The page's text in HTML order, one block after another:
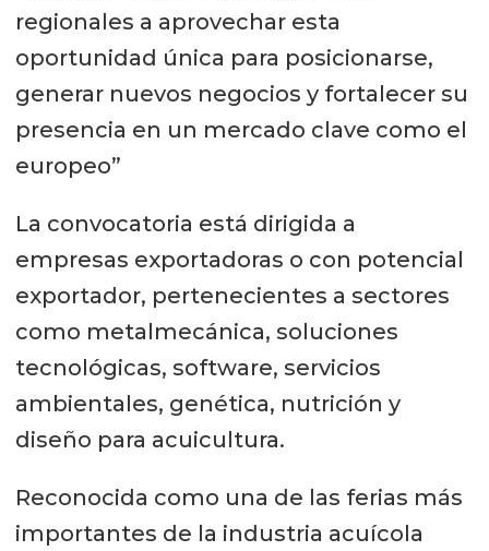
regionales a aprovechar esta
oportunidad única para posicionarse,
generar nuevos negocios y fortalecer su
presencia en un mercado clave como el
europeo”
La convocatoria está dirigida a
empresas exportadoras o con potencial
exportador, pertenecientes a sectores
como metalmecánica, soluciones
tecnológicas, software, servicios
ambientales, genética, nutrición y
diseño para acuicultura.
Reconocida como una de las ferias más
importantes de la industria acuícola